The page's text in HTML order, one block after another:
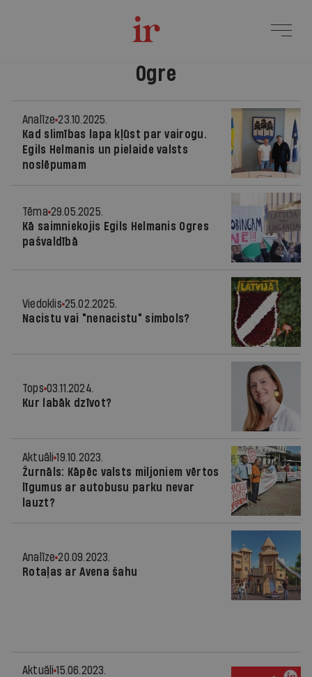
Ogre
Analīze 23.10.2025.
Kad slimības lapa kļūst par vairogu.
Egils Helmanis un pielaide valsts
noslēpumam
Tēma 29.05.2025.
Kā saimniekojis Egils Helmanis Ogres
pašvaldībā
Viedoklis 25.02.2025.
Nacistu vai "nenacistu" simbols?
Tops 03.11.2024.
Kur labāk dzīvot?
Aktuāli 19.10.2023.
Žurnāls: Kāpēc valsts miljoniem vērtos
līgumus ar autobusu parku nevar
lauzt?
Analīze 20.09.2023.
Rotaļas ar Avena šahu
Aktuāli 15.06.2023.